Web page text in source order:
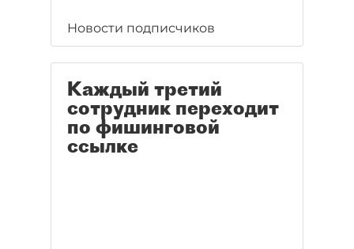
Новости подписчиков
Каждый третий
сотрудник переходит
по фишинговой
ссылке